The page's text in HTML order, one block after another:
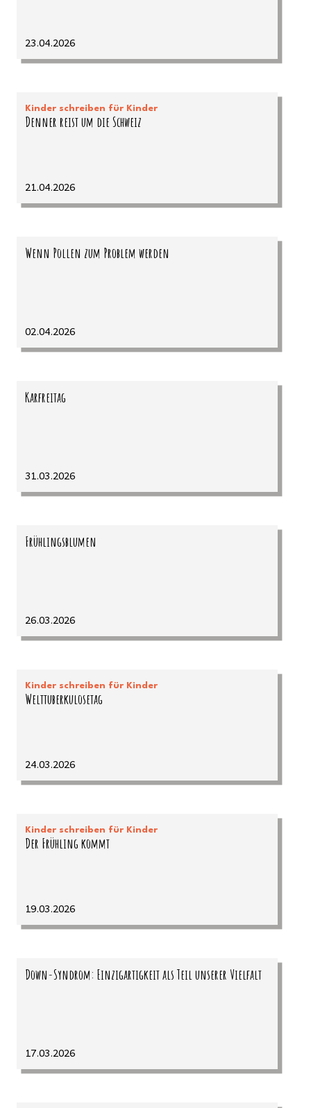
23.04.2026
Kinder schreiben für Kinder
Denner reist um die Schweiz
21.04.2026
Wenn Pollen zum Problem werden
02.04.2026
Karfreitag
31.03.2026
Frühlingsblumen
26.03.2026
Kinder schreiben für Kinder
Welttuberkulosetag
24.03.2026
Kinder schreiben für Kinder
Der Frühling kommt
19.03.2026
Down-Syndrom: Einzigartigkeit als Teil unserer Vielfalt
17.03.2026